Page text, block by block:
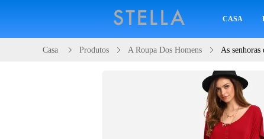
CASA
Casa Produtos A Roupa Dos Homens As